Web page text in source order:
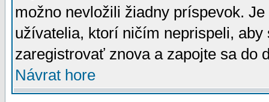
možno nevložili žiadny príspevok.
užívatelia, ktorí ničím neprispeli,
zaregistrovať znova a zapojte sa do
Návrat hore